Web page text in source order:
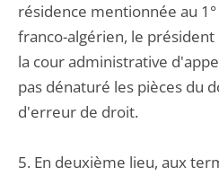
résidence mentionnée au
franco-algérien, le
la cour administrative
pas dénaturé les pièces du
d'erreur de droit.
5. En deuxième lieu, aux